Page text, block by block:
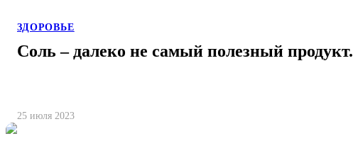
ЗДОРОВЬЕ
Соль – далеко не самый полезный продукт.
25 июля 2023